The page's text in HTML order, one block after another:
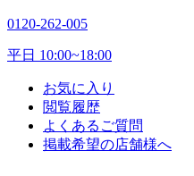
0120-262-005
平日 10:00~18:00
お気に入り
閲覧履歴
よくあるご質問
掲載希望の店舗様へ